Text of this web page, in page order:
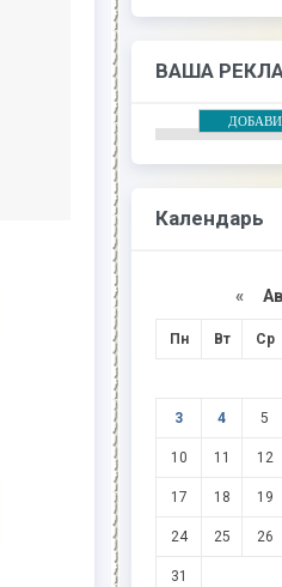
ВАША
Календарь
«
Пн Вт Ср
3 4 5
10 11 12
17 18 19
24 25 26
31